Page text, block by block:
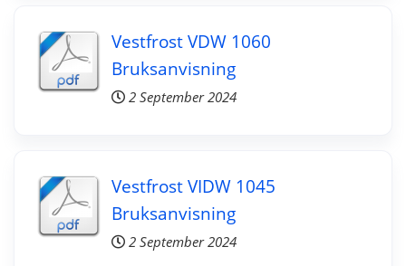
Vestfrost VDW 1060
Bruksanvisning
2 September 2024
Vestfrost VIDW 1045
Bruksanvisning
2 September 2024